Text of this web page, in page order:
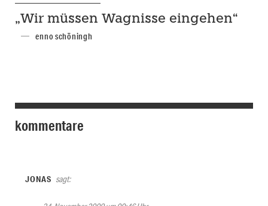
„Wir müssen Wagnisse eingehen“
enno schöningh
kommentare
JONAS sagt: